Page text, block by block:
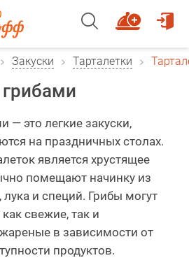
Закуски Тарталетки
грибами
— это легкие закуски,
на праздничных столах.
является хрустящее
помещают начинку из
и специй. Грибы могут
свежие, так и
в зависимости от
продуктов.